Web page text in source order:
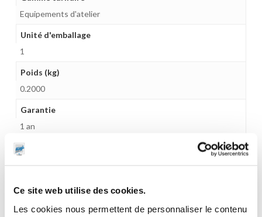
Ce site web utilise des cookies.
Les cookies nous permettent de personnaliser le contenu
Equipements d'atelier
Unité d'emballage
1
Poids (kg)
0.2000
Garantie
1 an
Gencode